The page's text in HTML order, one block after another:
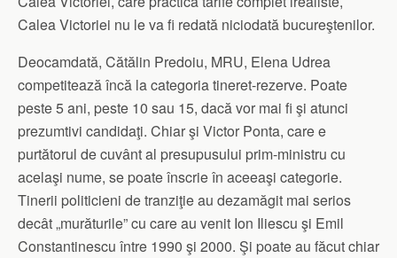
Calea Victoriei nu le va fi redată niciodată bucureştenilor.
Deocamdată, Cătălin Predoiu, MRU, Elena Udrea
competitează încă la categoria tineret-rezerve. Poate
peste 5 ani, peste 10 sau 15, dacă vor mai fi şi atunci
prezumtivi candidaţi. Chiar şi Victor Ponta, care e
purtătorul de cuvânt al presupusului prim-ministru cu
acelaşi nume, se poate înscrie în aceeaşi categorie.
Tinerii politicieni de tranziţie au dezamăgit mai serios
decât „murăturile” cu care au venit Ion Iliescu şi Emil
Constantinescu între 1990 şi 2000. Şi poate au făcut chiar